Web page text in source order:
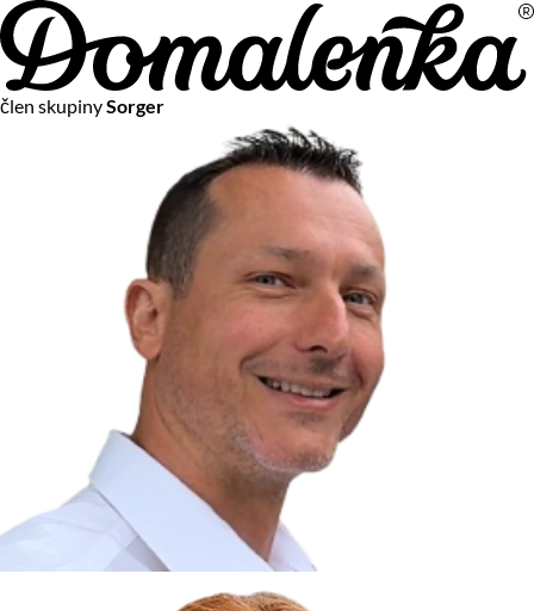
člen skupinySorger
Na vašom súkromí nám záleží
Chceme vám neustále poskytovať tie najlepšie služby.
Vzhľadom k platnej legislatíve od vás ale potrebujeme súhlas
s používaním súborov cookies.
Viac o personalizácii a meraní
Aby sme vedeli, čo sa deje na webových stránkach a aby sme
vám mohli prispôsobiť ponuky na mieru či reklamu,
používame cookies a taktiežslužby spoločnosti Google
Čo sú cookies?
Cookies sú malé textové súbory, ktoré môžu byť používané
webovými stránkami, aby zefektívnili používateľský zážitok.
Vďaka cookies vám môžeme ponúkať služby podľa toho, čo
naozaj hľadáte a chcete nájsť.
Kedykoľvek sa môžete slobodne rozhodnúť, ktoré typy
používania cookies chcete umožniť.
Zákon uvádza, že môžeme ukladať cookies na vašom
zariadení, pokiaľ sú nevyhnutne nutné pre prevádzku tejto